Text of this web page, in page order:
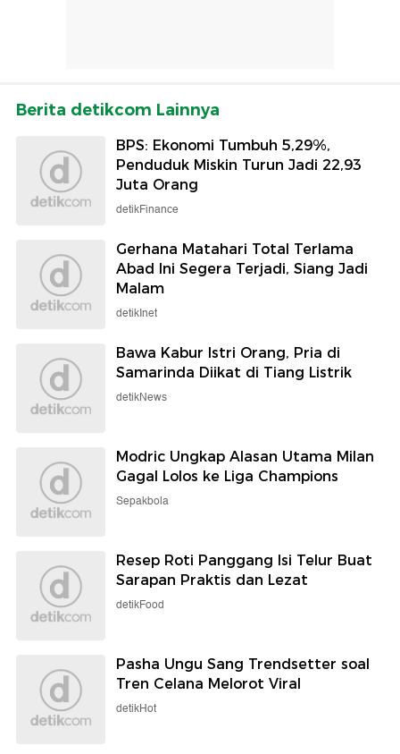
Berita detikcom Lainnya
BPS: Ekonomi Tumbuh 5,29%,
Penduduk Miskin Turun Jadi 22,93
Juta Orang
detikFinance
Gerhana Matahari Total Terlama
Abad Ini Segera Terjadi, Siang Jadi
Malam
detikInet
Bawa Kabur Istri Orang, Pria di
Samarinda Diikat di Tiang Listrik
detikNews
Modric Ungkap Alasan Utama Milan
Gagal Lolos ke Liga Champions
Sepakbola
Resep Roti Panggang Isi Telur Buat
Sarapan Praktis dan Lezat
detikFood
Pasha Ungu Sang Trendsetter soal
Tren Celana Melorot Viral
detikHot